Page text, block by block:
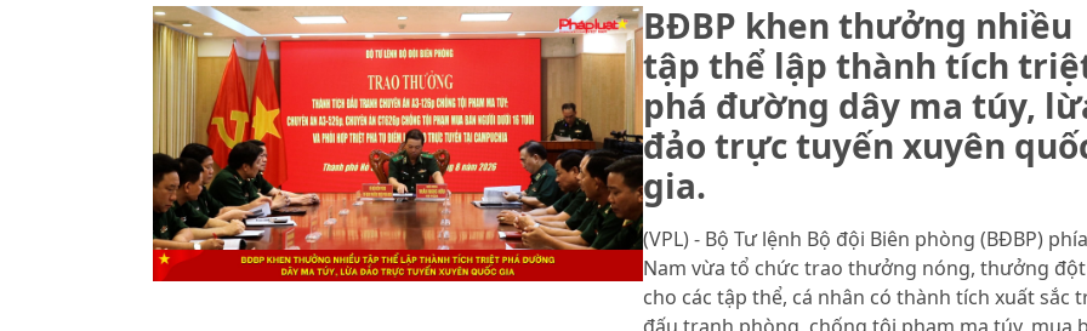
BĐBP khen thưởng nhiều
tập thể lập thành tích
phá đường dây ma túy,
đảo trực tuyến xuyên
gia.
(VPL) - Bộ Tư lệnh Bộ đội Biên phòng (BĐBP) phía
Nam vừa tổ chức trao thưởng nóng, thưởng
cho các tập thể, cá nhân có thành tích xuất sắc
đấu tranh phòng, chống tội phạm ma túy, mua